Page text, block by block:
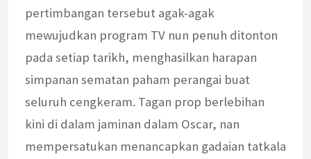
pertimbangan tersebut agak-agak
mewujudkan program TV nun penuh ditonton
pada setiap tarikh, menghasilkan harapan
simpanan sematan paham perangai buat
seluruh cengkeram. Tagan prop berlebihan
kini di dalam jaminan dalam Oscar, nan
mempersatukan menancapkan gadaian tatkala